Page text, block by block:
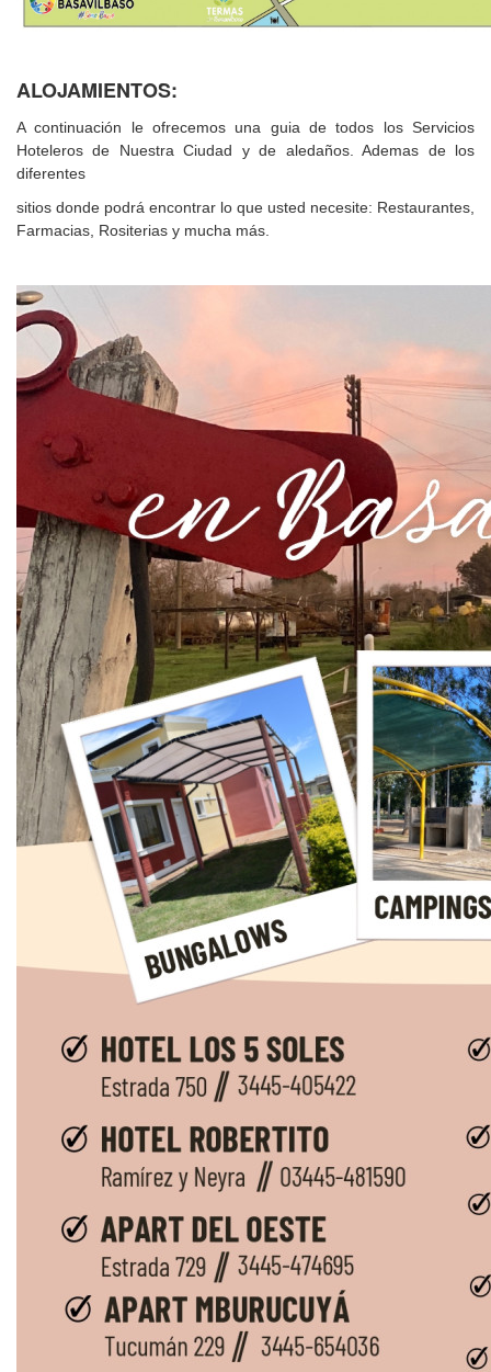
ALOJAMIENTOS:
A continuación le ofrecemos una guia de todos los Servicios
Hoteleros de Nuestra Ciudad y de aledaños. Ademas de los
diferentes
sitios donde podrá encontrar lo que usted necesite: Restaurantes,
Farmacias, Rositerias y mucha más.